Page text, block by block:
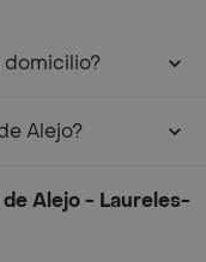
domicilio?
Alejo?
de Alejo - Laureles-